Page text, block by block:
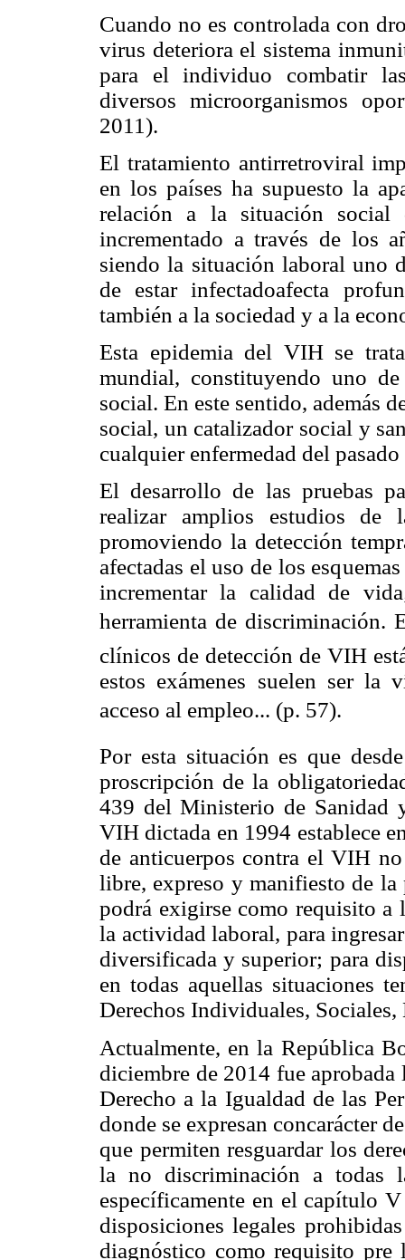
Cuando no es controlada con
virus deteriora el sistema
para el individuo combatir
diversos microorganismos
2011).
El tratamiento antirretroviral
en los países ha supuesto la
relación a la situación social
incrementado a través de los
siendo la situación laboral uno
de estar infectadoafecta
también a la sociedad y a la
Esta epidemia del VIH se
mundial, constituyendo uno
social. En este sentido, además
social, un catalizador social y
cualquier enfermedad del
El desarrollo de las pruebas
realizar amplios estudios de
promoviendo la detección
afectadas el uso de los
incrementar la calidad de
herramienta de discriminación.
clínicos de detección de VIH
estos exámenes suelen ser
acceso al empleo... (p. 57).
Por esta situación es que
proscripción de la
439 del Ministerio de Sanidad
VIH dictada en 1994 establece
de anticuerpos contra el VIH
libre, expreso y manifiesto de la
podrá exigirse como requisito a
la actividad laboral, para
diversificada y superior; para
en todas aquellas situaciones
Derechos Individuales,
Actualmente, en la República
diciembre de 2014 fue
Derecho a la Igualdad de las
donde se expresan concarácter
que permiten resguardar los
la no discriminación a todas
específicamente en el capítulo
disposiciones legales
diagnóstico como requisito